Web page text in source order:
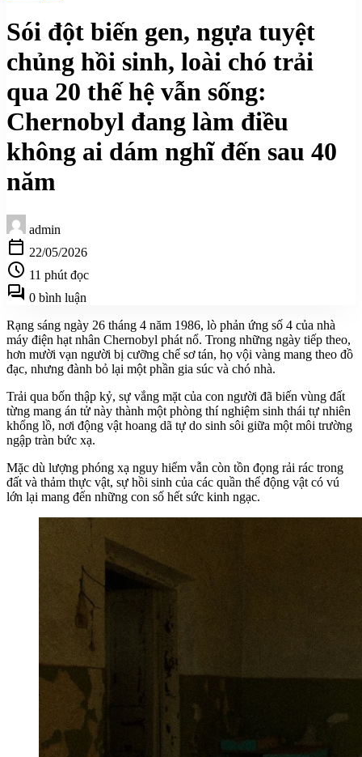
Sói đột biến gen, ngựa tuyệt
chủng hồi sinh, loài chó trải
qua 20 thế hệ vẫn sống:
Chernobyl đang làm điều
không ai dám nghĩ đến sau 40
năm
admin
calendar_today 22/05/2026
schedule 11 phút đọc
forum 0 bình luận
Rạng sáng ngày 26 tháng 4 năm 1986, lò phản ứng số 4 của nhà
máy điện hạt nhân Chernobyl phát nổ. Trong những ngày tiếp theo,
hơn mười vạn người bị cưỡng chế sơ tán, họ vội vàng mang theo đồ
đạc, nhưng đành bỏ lại một phần gia súc và chó nhà.
Trải qua bốn thập kỷ, sự vắng mặt của con người đã biến vùng đất
từng mang án tử này thành một phòng thí nghiệm sinh thái tự nhiên
khổng lồ, nơi động vật hoang dã tự do sinh sôi giữa một môi trường
ngập tràn bức xạ.
Mặc dù lượng phóng xạ nguy hiểm vẫn còn tồn đọng rải rác trong
đất và thảm thực vật, sự hồi sinh của các quần thể động vật có vú
lớn lại mang đến những con số hết sức kinh ngạc.